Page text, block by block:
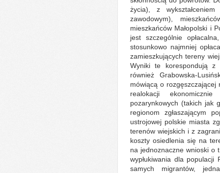
życia), z
zawodowym),
mieszkańców Małopolski i
jest szczególnie
stosunkowo najmniej
zamieszkujących tereny
Wyniki te korespondują z
również Grabowska-
mówiącą o
realokacji
pozarynkowych (takich jak
regionom zgłaszającym
ustrojowej polskie miasta
terenów wiejskich i z
koszty osiedlenia się na
na jednoznaczne wnioski o
wypłukiwania dla populacji
samych migrantów,